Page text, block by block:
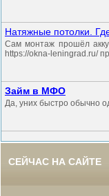
Натяжные потолки.
Сам монтаж прошёл
https://okna-leningrad.ru/
Займ в МФО
Да, уних быстро обычно
СЕЙЧАС НА САЙТЕ